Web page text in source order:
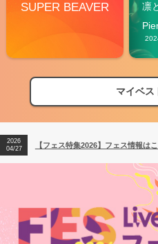
SUPER BEAVER
凛
マイベス
【フェス特集2026】フェス情報はこ
【ライブ動員ランキング】2026年
2026
04/27
【フェス特集2026】フェス情報は
2026
【ライブ動員ランキング】2026年